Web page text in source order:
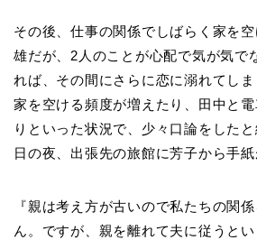
その後、仕事の関係でしばらく家を
雄だが、2人のことが心配で気が気で
れば、その間にさらに恋に溺れてし
家を空ける頻度が増えたり、田中と
りといった状況で、少々口論をした
日の夜、出張先の旅館に芳子から手紙
『親は考え方が古いので私たちの関
ん。ですが、親を離れて夫に従うと